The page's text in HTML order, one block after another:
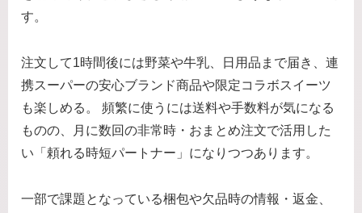
す。
注文して1時間後には野菜や牛乳、日用品まで届き、連
携スーパーの安心ブランド商品や限定コラボスイーツ
も楽しめる。 頻繁に使うには送料や手数料が気になる
ものの、月に数回の非常時・おまとめ注文で活用した
い「頼れる時短パートナー」になりつつあります。
一部で課題となっている梱包や欠品時の情報・返金、